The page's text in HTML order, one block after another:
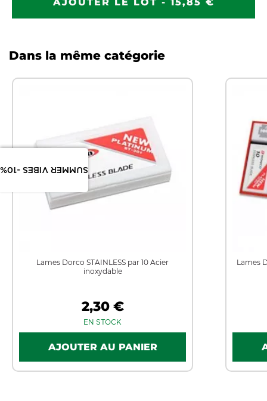
SUMMER VIBES -10%
AJOUTER LE LOT - 15,85 €
Dans la même catégorie
Lames Dorco STAINLESS par 10 Acier
inoxydable
2,30 €
EN STOCK
Lames